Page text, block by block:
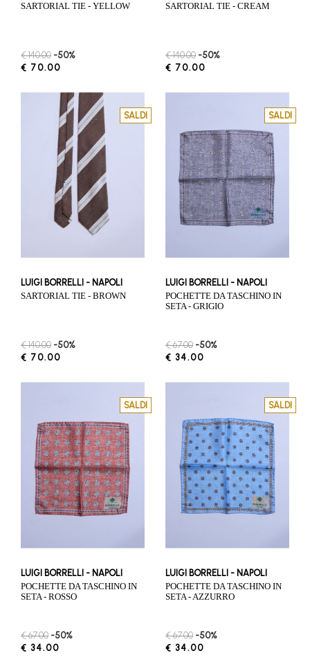
SARTORIAL TIE - YELLOW
€ 140.00 -50%
€ 70.00
SARTORIAL TIE - CREAM
€ 140.00 -50%
€ 70.00
SALDI
LUIGI BORRELLI - NAPOLI
SARTORIAL TIE - BROWN
€ 140.00 -50%
€ 70.00
SALDI
LUIGI BORRELLI - NAPOLI
POCHETTE DA TASCHINO IN
SETA - GRIGIO
€ 67.00 -50%
€ 34.00
SALDI
LUIGI BORRELLI - NAPOLI
POCHETTE DA TASCHINO IN
SETA - ROSSO
€ 67.00 -50%
€ 34.00
SALDI
LUIGI BORRELLI - NAPOLI
POCHETTE DA TASCHINO IN
SETA - AZZURRO
€ 67.00 -50%
€ 34.00